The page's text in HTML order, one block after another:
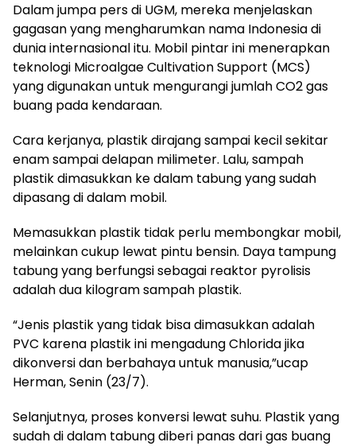
Dalam jumpa pers di UGM, mereka menjelaskan
gagasan yang mengharumkan nama Indonesia di
dunia internasional itu. Mobil pintar ini menerapkan
teknologi Microalgae Cultivation Support (MCS)
yang digunakan untuk mengurangi jumlah CO2 gas
buang pada kendaraan.
Cara kerjanya, plastik dirajang sampai kecil sekitar
enam sampai delapan milimeter. Lalu, sampah
plastik dimasukkan ke dalam tabung yang sudah
dipasang di dalam mobil.
Memasukkan plastik tidak perlu membongkar mobil,
melainkan cukup lewat pintu bensin. Daya tampung
tabung yang berfungsi sebagai reaktor pyrolisis
adalah dua kilogram sampah plastik.
“Jenis plastik yang tidak bisa dimasukkan adalah
PVC karena plastik ini mengadung Chlorida jika
dikonversi dan berbahaya untuk manusia,”ucap
Herman, Senin (23/7).
Selanjutnya, proses konversi lewat suhu. Plastik yang
sudah di dalam tabung diberi panas dari gas buang